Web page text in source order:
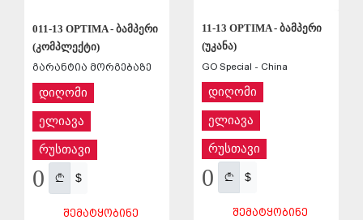
011-13 OPTIMA - ბამპერი
(კომპლექტი)
გარანტია მორგებაზე
დიღომი
ელიავა
რუსთავი
0 $
ᲨᲔᲛᲐᲢᲧᲝᲑᲘᲜᲔ
11-13 OPTIMA - ბამპერი
(უკანა)
GO Special - China
დიღომი
ელიავა
რუსთავი
0 $
ᲨᲔᲛᲐᲢᲧᲝᲑᲘᲜᲔ